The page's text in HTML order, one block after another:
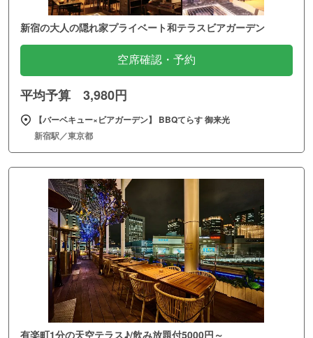
新宿の大人の隠れ家プライベート和テラスビアガーデン
空席確認・予約
平均予算 3,980円
【バーベキュー×ビアガーデン】 BBQてらす 御来光
新宿駅／東京都
有楽町1分の天空テラス♪/飲み放題付5000円～